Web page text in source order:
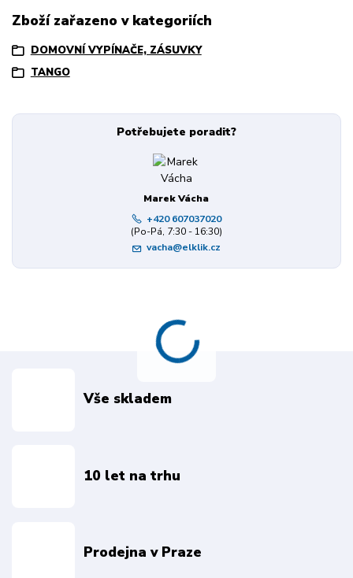
Zboží zařazeno v kategoriích
DOMOVNÍ VYPÍNAČE, ZÁSUVKY
TANGO
Potřebujete poradit?
Marek Vácha
+420 607037020
(Po-Pá, 7:30 - 16:30)
vacha@elklik.cz
Vše skladem
10 let na trhu
Prodejna v Praze